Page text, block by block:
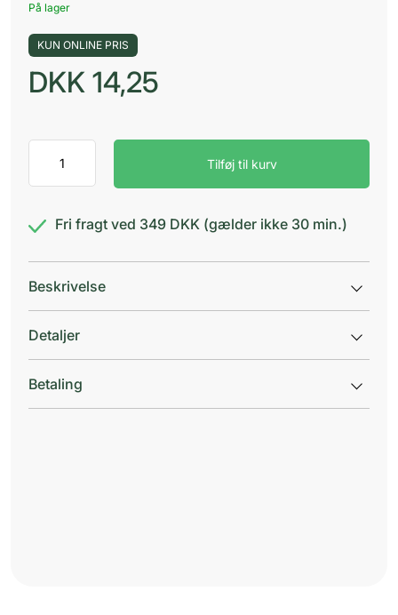
På lager
KUN ONLINE PRIS
DKK 14,25
MonoBrush
blød/soft
Tilføj til kurv
Fri fragt ved 349 DKK (gælder ikke 30 min.)
Beskrivelse
Detaljer
Betaling